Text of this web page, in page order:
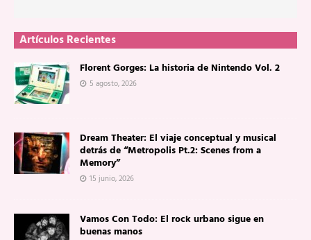
Artículos Recientes
Florent Gorges: La historia de Nintendo Vol. 2
5 agosto, 2026
Dream Theater: El viaje conceptual y musical
detrás de “Metropolis Pt.2: Scenes from a
Memory”
15 junio, 2026
Vamos Con Todo: El rock urbano sigue en
buenas manos